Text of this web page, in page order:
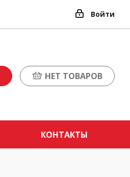
Войти
НЕТ ТОВАРОВ
КОНТАКТЫ